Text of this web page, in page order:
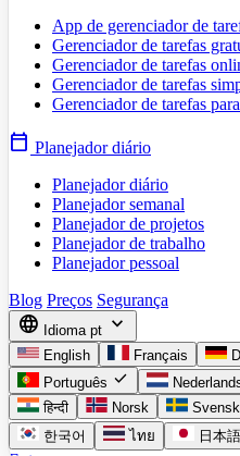
App de gerenciador de
Gerenciador de tarefas
Gerenciador de tarefas
Gerenciador de tarefas
Gerenciador de tarefas
calendar_today Planejador diário
Planejador diário
Planejador semanal
Planejador de projetos
Planejador de trabalho
Planejador pessoal
Blog Preços Segurança
language Idioma pt expand_more
English Français
Português check
हिन्दी
Norsk
한국어
ไทย 日本語